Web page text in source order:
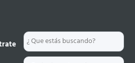
Search
...